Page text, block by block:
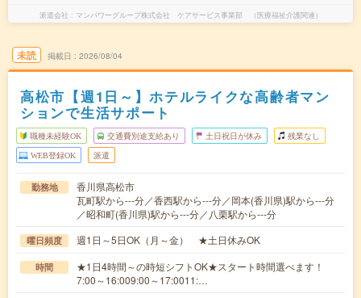
派遣会社 マンパワーグループ株式会社 ケアサービス事業部 （医療福祉介護関連）
未読 掲載日 2026/08/04
高松市【週1日～】ホテルライクな高齢者マン
ションで生活サポート
職種未経験OK 交通費別途支給あり 土日祝日が休み 残業なし
WEB登録OK 派遣
勤務地
香川県高松市
瓦町駅から---分／香西駅から---分／岡本(香川県)駅から---分
／昭和町(香川県)駅から---分／八栗駅から---分
曜日頻度 週1日～5日OK（月～金） ★土日休みOK
時間
★1日4時間～の時短シフトOK★スタート時間選べます！
7:00～16:009:00～17:0011:…